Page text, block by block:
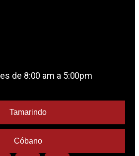
Tamarindo
Cóbano
de 8:00 am a 5:00pm